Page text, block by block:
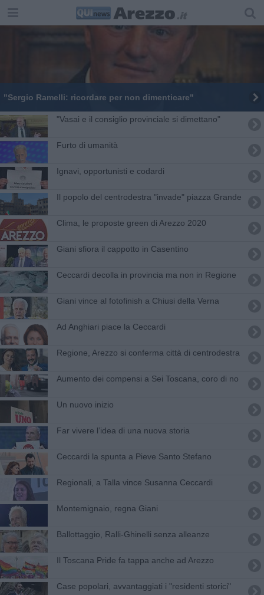
"Sergio Ramelli: ricordare per non dimenticare"
"Vasai e il consiglio provinciale si dimettano"
​Furto di umanità
​Ignavi, opportunisti e codardi
Il popolo del centrodestra "invade" piazza Grande
​Clima, le proposte green di Arezzo 2020
Giani sfiora il cappotto in Casentino
Ceccardi decolla in provincia ma non in Regione
Giani vince al fotofinish a Chiusi della Verna
Ad Anghiari piace la Ceccardi
Regione, Arezzo si conferma città di centrodestra
Aumento dei compensi a Sei Toscana, coro di no
Un nuovo inizio
Far vivere l’idea di una nuova storia
Ceccardi la spunta a Pieve Santo Stefano
Regionali, a Talla vince Susanna Ceccardi
Montemignaio, regna Giani
​Ballottaggio, Ralli-Ghinelli senza alleanze
Il Toscana Pride fa tappa anche ad Arezzo
Case popolari, avvantaggiati i "residenti storici"